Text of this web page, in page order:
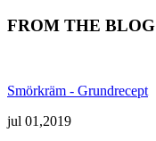
FROM THE BLOG
Smörkräm - Grundrecept
jul 01,2019